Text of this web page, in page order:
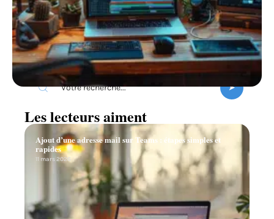
Recherche
Les lecteurs aiment
Ajout d’une adresse mail sur Teams : étapes simples et
rapides
11 mars 2026